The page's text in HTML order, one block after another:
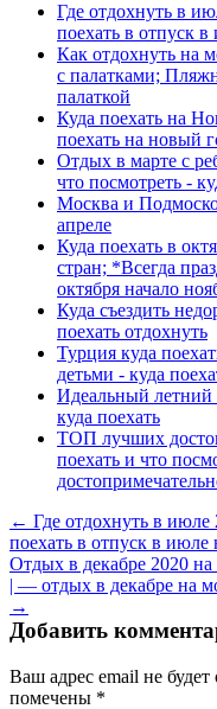
Где отдохнуть в
поехать в отпуск
Как отдохнуть на
с палатками;
палаткой
Куда поехать на
поехать на новый
Отдых в марте с
что посмотреть -
Москва и
апреле
Куда поехать в
стран; *Всегда
октября начало
Куда съездить
поехать отдохнуть
Турция куда
детьми - куда
Идеальный летний
куда поехать
ТОП лучших
поехать и что
← Где отдохнуть в июле
поехать в отпуск в июле
Отдых в декабре 2020 на
| — отдых в декабре на
→
Добавить
Ваш адрес email не будет
помечены *